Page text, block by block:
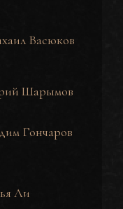
Васюков
Шарымов
Гончаров
Ли